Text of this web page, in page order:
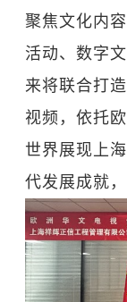
聚焦文化内
活动、数字
来将联合打
视频，依托
世界展现上
代发展成就